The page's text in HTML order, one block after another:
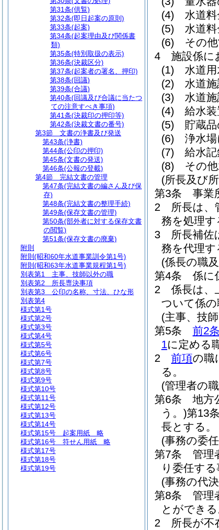
(4)
水道
(5)
水道
(6)
その
4
施設係に
(1)
水道
(2)
水道
(3)
水道
(4)
給水
(5)
貯蔵
(6)
浄水
(7)
給水
(8)
その
(所長及び
第3条
事業
2
所長は、
務を処理
3
所長補佐
務を代理す
(係長の職
第4条
係に
2
係長は、
ついて係
(主事、技
第5条
前2
1に定める
2
前項の職
る。
(管理者の
第6条
地方
う。)第13
長とする。
(事務の委
第7条
管理
り委任す
(事務の代
第8条
管理
とができ
2
所長が不
第31条(供覧)
第32条(即日起案の原則)
第33条(起案)
第34条(起案理由及び関係書
類)
第35条(特別取扱の表示)
第36条(決裁区分)
第37条(起案者の署名、押印)
第38条(回議)
第39条(合議)
第40条(回議及び合議に当たつ
ての注意すべき事項)
第41条(決裁印の押印等)
第42条(決裁文書の番号)
第3節
文書の浄書及び発送
第43条(浄書)
第44条(公印の押印)
第45条(文書の発送)
第46条(公報の登載)
第4節
完結文書の管理
第47条(完結文書の編さん及び保
存)
第48条(完結文書の整理手続)
第49条(保存文書の管理)
第50条(部外者に対する保存文書
の閲覧)
第51条(保存文書の廃棄)
附則
附則 (昭和60年水道事業訓令第1号)
附則 (昭和63年水道事業規程第1号)
別表第1
主事、技師以外の職
別表第2 所長専決事項
別表第3 公印の名称、寸法、ひな形
別表第4
様式第1号
様式第2号
様式第3号
様式第4号
様式第5号
様式第6号
様式第7号
様式第8号
様式第9号
様式第10号
様式第11号
様式第12号
様式第13号
様式第14号
様式第15号 起案用紙 略
様式第16号 符せん用紙 略
様式第17号
様式第18号
様式第19号